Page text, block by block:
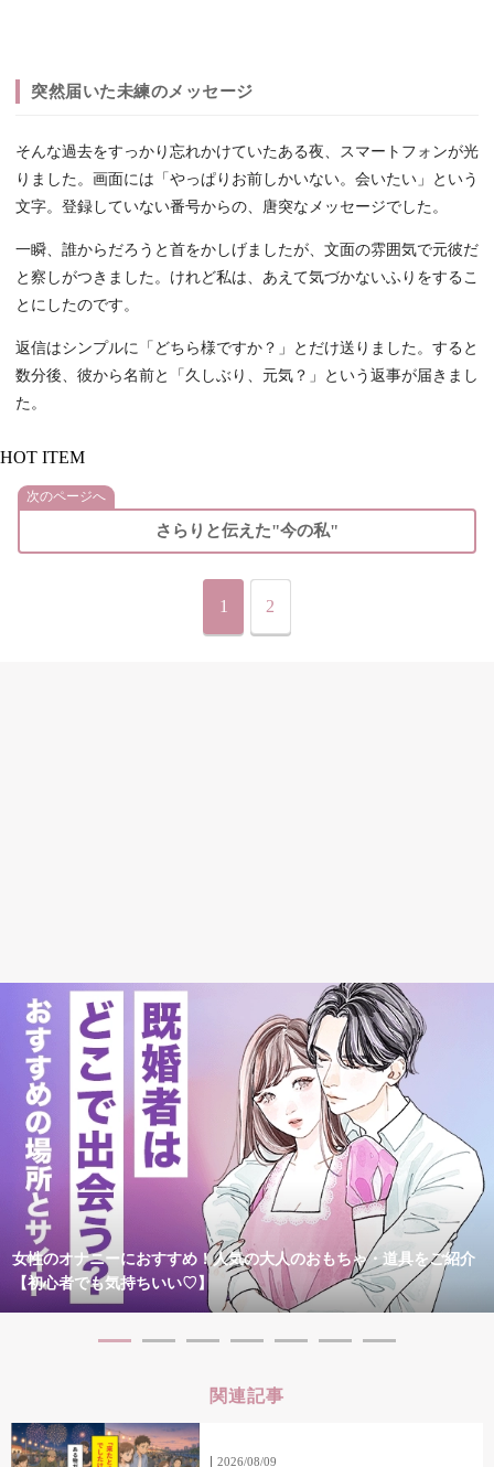
突然届いた未練のメッセージ
そんな過去をすっかり忘れかけていたある夜、スマートフォンが光
りました。画面には「やっぱりお前しかいない。会いたい」という
文字。登録していない番号からの、唐突なメッセージでした。
一瞬、誰からだろうと首をかしげましたが、文面の雰囲気で元彼だ
と察しがつきました。けれど私は、あえて気づかないふりをするこ
とにしたのです。
返信はシンプルに「どちら様ですか？」とだけ送りました。すると
数分後、彼から名前と「久しぶり、元気？」という返事が届きまし
た。
HOT ITEM
次のページへ
さらりと伝えた"今の私"
1 2
女性のオナニーにおすすめ！人気の大人のおもちゃ・道具をご紹介
【初心者でも気持ちいい♡】
関連記事
2026/08/09